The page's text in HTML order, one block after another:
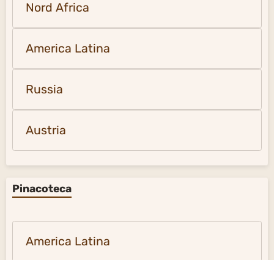
Nord Africa
America Latina
Russia
Austria
Pinacoteca
America Latina